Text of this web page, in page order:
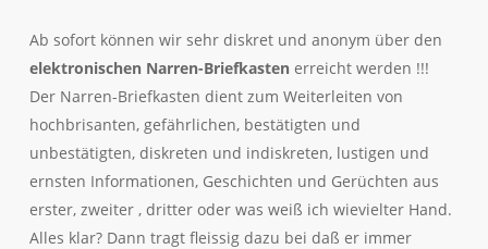
Ab sofort können wir sehr diskret und anonym über den
elektronischen Narren-Briefkasten erreicht werden !!!
Der Narren-Briefkasten dient zum Weiterleiten von
hochbrisanten, gefährlichen, bestätigten und
unbestätigten, diskreten und indiskreten, lustigen und
ernsten Informationen, Geschichten und Gerüchten aus
erster, zweiter , dritter oder was weiß ich wievielter Hand.
Alles klar? Dann tragt fleissig dazu bei daß er immer